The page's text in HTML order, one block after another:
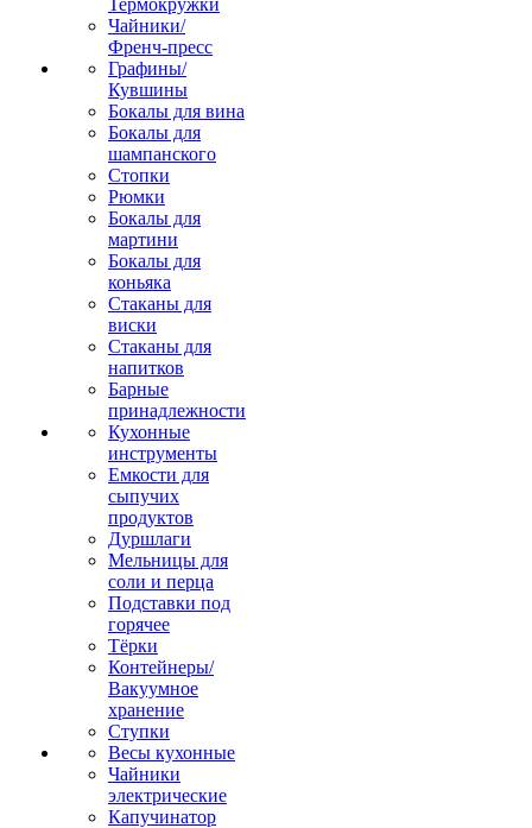
Термокружки
Чайники/
Френч-пресс
Графины/
Кувшины
Бокалы для вина
Бокалы для
шампанского
Стопки
Рюмки
Бокалы для
мартини
Бокалы для
коньяка
Стаканы для
виски
Стаканы для
напитков
Барные
принадлежности
Кухонные
инструменты
Емкости для
сыпучих
продуктов
Дуршлаги
Мельницы для
соли и перца
Подставки под
горячее
Тёрки
Контейнеры/
Вакуумное
хранение
Ступки
Весы кухонные
Чайники
электрические
Капучинатор